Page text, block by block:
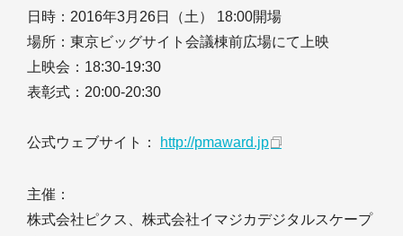
日時：2016年3月26日（土） 18:00開場
場所：東京ビッグサイト会議棟前広場にて上映
上映会：18:30-19:30
表彰式：20:00-20:30
公式ウェブサイト： http://pmaward.jp
主催：
株式会社ピクス、株式会社イマジカデジタルスケープ